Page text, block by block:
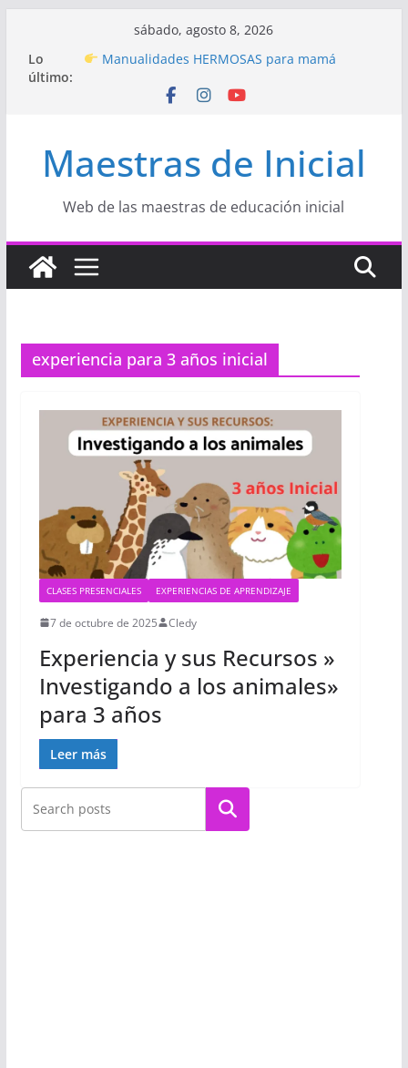
contenido
sábado, agosto 8, 2026
Lo
último:
Hermosos dibujos para MAMÁ: colorea con
amor en Inicial
(fáciles y llenas de amor)
Proyecto
“Celebramos con Alegría la Semana
de la Educación Inicial»
Mamá hecho con amor
Maestras de Inicial
Web de las maestras de educación inicial
experiencia para 3 años inicial
CLASES PRESENCIALES EXPERIENCIAS DE APRENDIZAJE
7 de octubre de 2025 Cledy
Experiencia y sus Recursos »
Investigando a los animales»
para 3 años
Leer más
Buscar